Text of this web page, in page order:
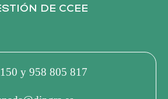
DE CCEE
y 958 805 817